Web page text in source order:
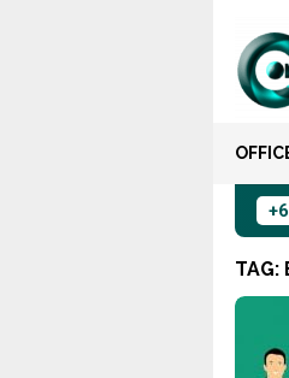
konten
TAG: